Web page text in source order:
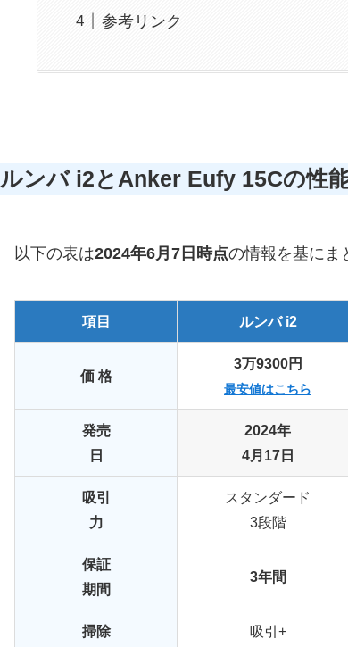
参考リンク
ルンバ i2とAnker Eufy 15Cの性
以下の表は2024年6月7日時点の情報を基にま
項目 ルンバ i2
価 格
3万9300円
最安値はこちら
発売
日
2024年
4月17日
吸引
力
スタンダード
3段階
保証
期間
3年間
掃除
吸引+